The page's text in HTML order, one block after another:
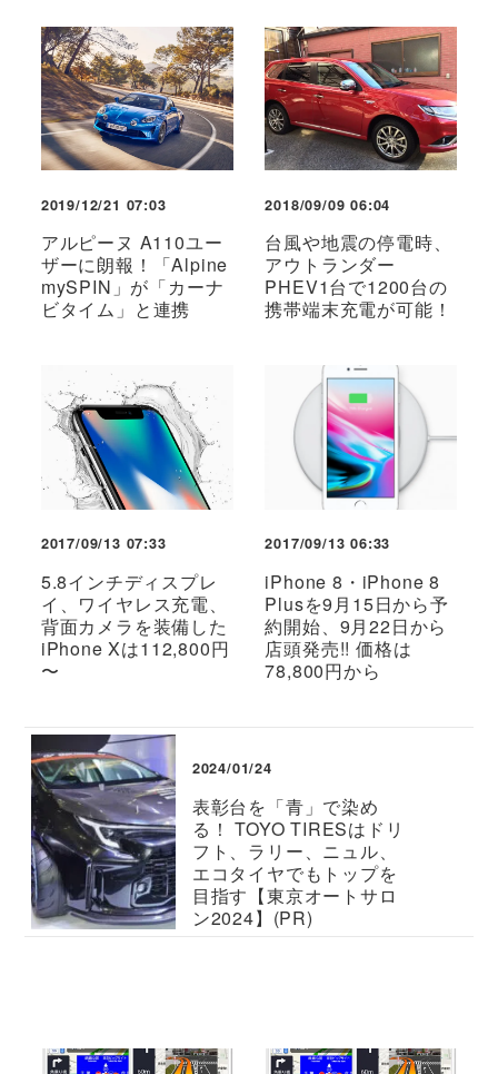
2019/12/21 07:03
アルピーヌ A110ユー
ザーに朗報！「Alpine
mySPIN」が「カーナ
ビタイム」と連携
2018/09/09 06:04
台風や地震の停電時、
アウトランダー
PHEV1台で1200台の
携帯端末充電が可能！
2017/09/13 07:33
5.8インチディスプレ
イ、ワイヤレス充電、
背面カメラを装備した
iPhone Xは112,800円
〜
2017/09/13 06:33
iPhone 8・iPhone 8
Plusを9月15日から予
約開始、9月22日から
店頭発売!! 価格は
78,800円から
2024/01/24
表彰台を「青」で染め
る！ TOYO TIRESはドリ
フト、ラリー、ニュル、
エコタイヤでもトップを
目指す【東京オートサロ
ン2024】(PR)